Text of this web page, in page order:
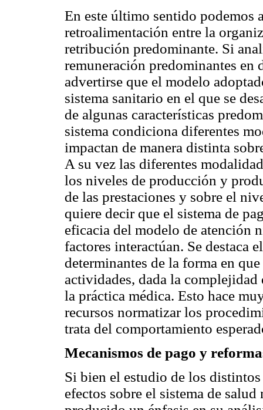
En este último sentido podemos
retroalimentación entre la
retribución predominante. Si
remuneración predominantes en
advertirse que el modelo
sistema sanitario en el que se
de algunas características
sistema condiciona diferentes
impactan de manera distinta
A su vez las diferentes
los niveles de producción y
de las prestaciones y sobre el
quiere decir que el sistema de
eficacia del modelo de atención
factores interactúan. Se destaca
determinantes de la forma en
actividades, dada la complejidad
la práctica médica. Esto hace
recursos normatizar los
trata del comportamiento
Mecanismos de pago y
Si bien el estudio de los
efectos sobre el sistema de